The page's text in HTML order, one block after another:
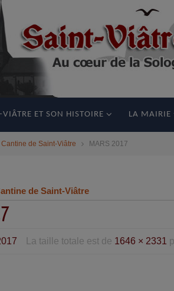
ET SON HISTOIRE LA MAIRIE
de Saint-Viâtre MARS 2017
de Saint-Viâtre
La taille totale est de 1646 × 2331